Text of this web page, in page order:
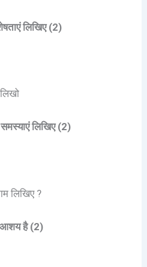
लिखिए (2)
लिखिए (2)
लिखिए ?
आशय है (2)